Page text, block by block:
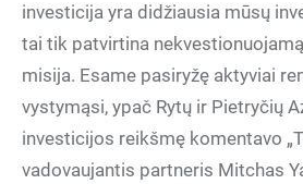
investicija yra didžiausia mūsų
tai tik patvirtina
misija. Esame pasiryžę aktyviai
vystymąsi, ypač Rytų ir Pietryčių
investicijos reikšmę komentavo
vadovaujantis partneris Mitchas